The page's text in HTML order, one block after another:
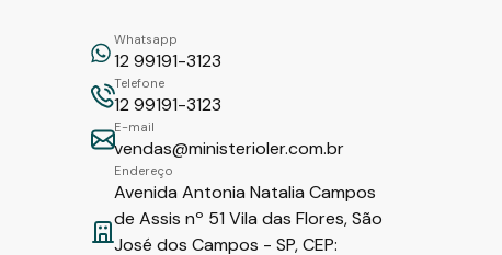
Whatsapp
12 99191-3123
Telefone
12 99191-3123
E-mail
vendas@ministerioler.com.br
Endereço
Avenida Antonia Natalia Campos
de Assis nº 51 Vila das Flores, São
José dos Campos - SP, CEP: